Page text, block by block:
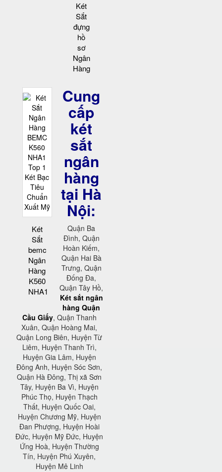
Két
Sắt
đựng
hồ
sơ
Ngân
Hàng
Két
Sắt
bemc
Ngân
Hàng
K560
NHA1
Cung
cấp
két
sắt
ngân
hàng
tại Hà
Nội:
Quận Ba
Đình, Quận
Hoàn Kiếm,
Quận Hai Bà
Trưng, Quận
Đống Đa,
Quận Tây Hồ,
Két sắt ngân
hàng Quận
Cầu Giấy, Quận Thanh
Xuân, Quận Hoàng Mai,
Quận Long Biên, Huyện Từ
Liêm, Huyện Thanh Trì,
Huyện Gia Lâm, Huyện
Đông Anh, Huyện Sóc Sơn,
Quận Hà Đông, Thị xã Sơn
Tây, Huyện Ba Vì, Huyện
Phúc Thọ, Huyện Thạch
Thất, Huyện Quốc Oai,
Huyện Chương Mỹ, Huyện
Đan Phượng, Huyện Hoài
Đức, Huyện Mỹ Đức, Huyện
Ứng Hoà, Huyện Thường
Tín, Huyện Phú Xuyên,
Huyện Mê Linh